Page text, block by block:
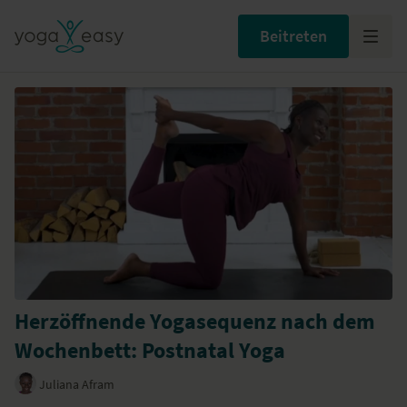
Beitreten
Herzöffnende Yogasequenz nach dem
Wochenbett: Postnatal Yoga
Juliana Afram